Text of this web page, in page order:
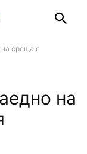
на среща с
на